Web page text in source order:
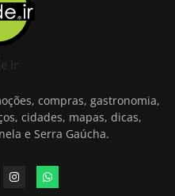
Ir
compras, gastronomia,
cidades, mapas, dicas,
e Serra Gaúcha.